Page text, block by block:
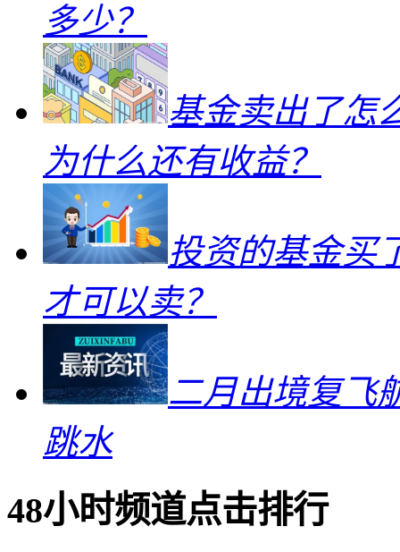
多少？
基金卖出了怎
为什么还有收益？
投资的基金买
才可以卖？
二月出境复飞
跳水
48小时频道点击排行